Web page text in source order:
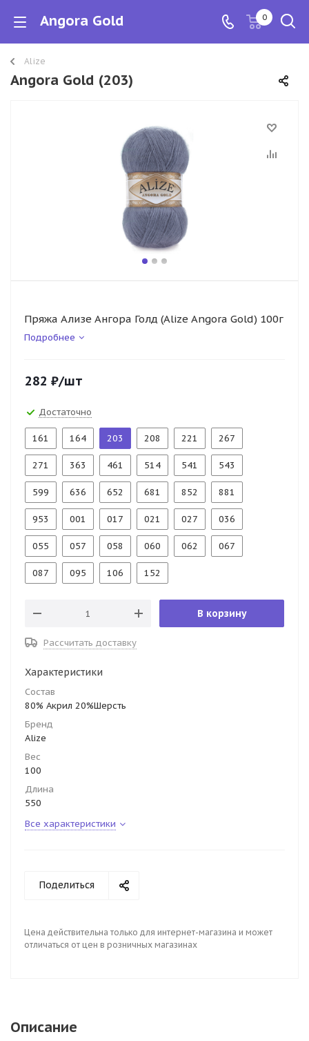
Angora Gold 0
Alize
Angora Gold (203)
Пряжа Ализе Ангора Голд (Alize Angora Gold) 100г
Подробнее
282 ₽/шт
Достаточно
161 164 203 208 221 267
271 363 461 514 541 543
599 636 652 681 852 881
953 001 017 021 027 036
055 057 058 060 062 067
087 095 106 152
В корзину
Рассчитать доставку
Характеристики
Состав
80% Акрил 20%Шерсть
Бренд
Alize
Вес
100
Длина
550
Все характеристики
Поделиться
Цена действительна только для интернет-магазина и может
отличаться от цен в розничных магазинах
Описание